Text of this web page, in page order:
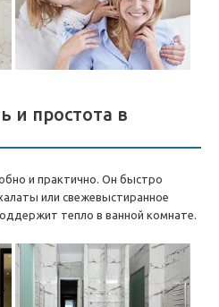
и простота в
и практично. Он быстро
или свежевыстиранное
тепло в ванной комнате.